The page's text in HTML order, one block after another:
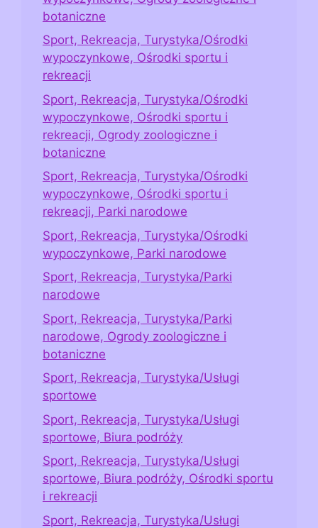
botaniczne
Sport, Rekreacja, Turystyka/Ośrodki
wypoczynkowe, Ośrodki sportu i
rekreacji
Sport, Rekreacja, Turystyka/Ośrodki
wypoczynkowe, Ośrodki sportu i
rekreacji, Ogrody zoologiczne i
botaniczne
Sport, Rekreacja, Turystyka/Ośrodki
wypoczynkowe, Ośrodki sportu i
rekreacji, Parki narodowe
Sport, Rekreacja, Turystyka/Ośrodki
wypoczynkowe, Parki narodowe
Sport, Rekreacja, Turystyka/Parki
narodowe
Sport, Rekreacja, Turystyka/Parki
narodowe, Ogrody zoologiczne i
botaniczne
Sport, Rekreacja, Turystyka/Usługi
sportowe
Sport, Rekreacja, Turystyka/Usługi
sportowe, Biura podróży
Sport, Rekreacja, Turystyka/Usługi
sportowe, Biura podróży, Ośrodki sportu
i rekreacji
Sport, Rekreacja, Turystyka/Usługi